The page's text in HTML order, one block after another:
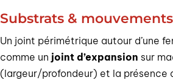
Substrats &
Un joint périmétrique autour d’une
comme un joint d’expansion sur
(largeur/profondeur) et la présence